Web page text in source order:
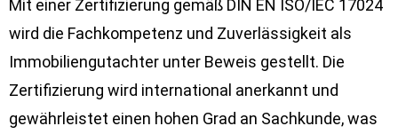
Mit einer Zertifizierung gemäß DIN EN ISO/IEC 17024
wird die Fachkompetenz und Zuverlässigkeit als
Immobiliengutachter unter Beweis gestellt. Die
Zertifizierung wird international anerkannt und
gewährleistet einen hohen Grad an Sachkunde, was